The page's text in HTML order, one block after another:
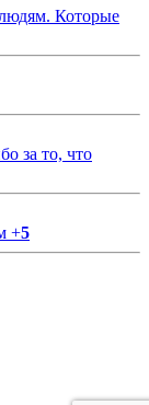
Которые
за то, что
+5